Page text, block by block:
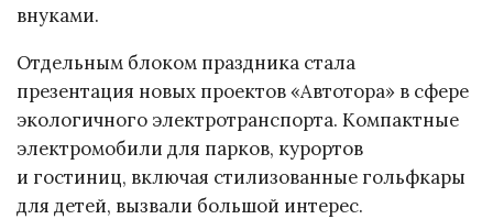
внуками.
Отдельным блоком праздника стала
презентация новых проектов «Автотора» в сфере
экологичного электротранспорта. Компактные
электромобили для парков, курортов
и гостиниц, включая стилизованные гольфкары
для детей, вызвали большой интерес.